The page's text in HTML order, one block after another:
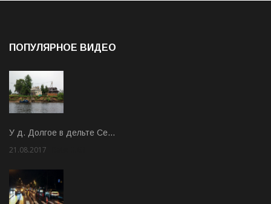
ПОПУЛЯРНОЕ ВИДЕО
У д. Долгое в дельте Се…
21.08.2017